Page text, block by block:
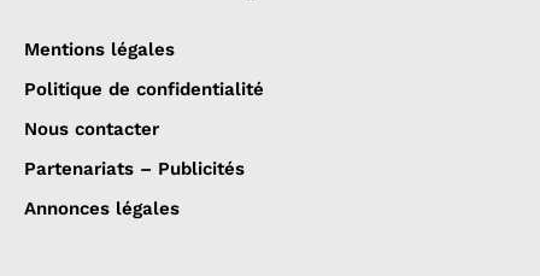
Mentions légales
Politique de confidentialité
Nous contacter
Partenariats – Publicités
Annonces légales